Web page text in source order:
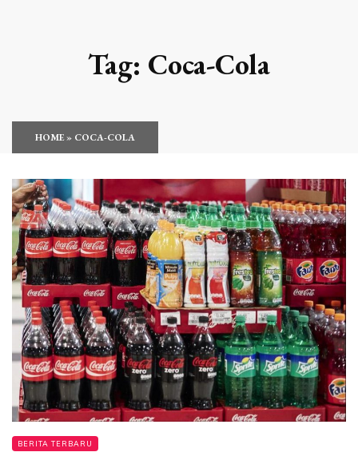
Tag: Coca-Cola
HOME» COCA-COLA
BERITA TERBARU